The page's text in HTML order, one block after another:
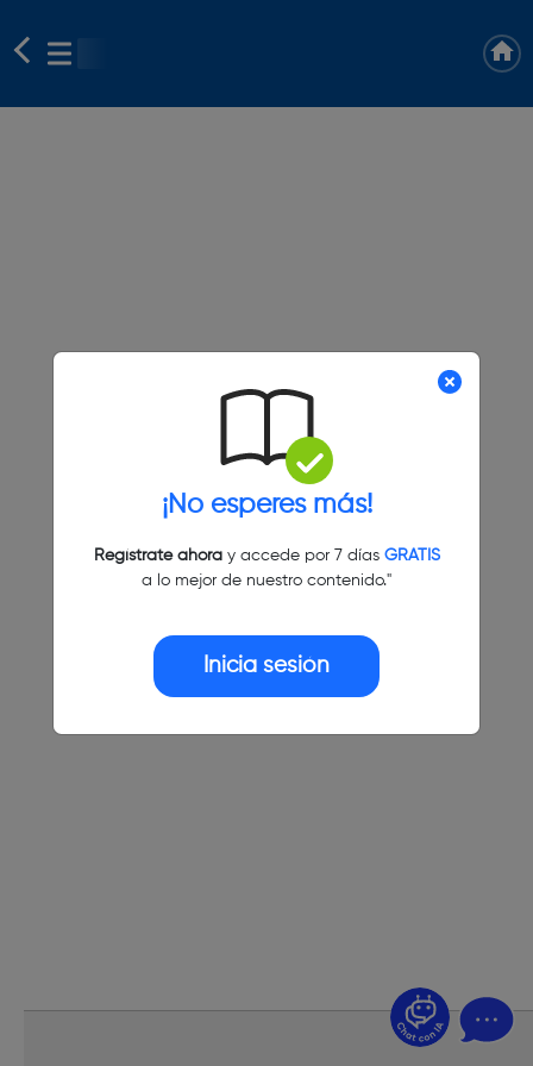
¡No esperes más!
Regístrate ahoray accede por 7 días GRATIS
a lo mejor de nuestro contenido."
Inicia sesión